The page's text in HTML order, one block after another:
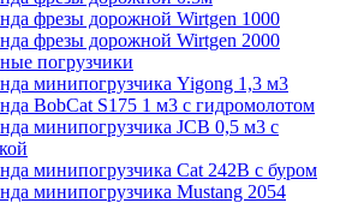
фрезы дорожной Wirtgen 1000
фрезы дорожной Wirtgen 2000
погрузчики
минипогрузчика Yigong 1,3 м3
BobCat S175 1 м3 с гидромолотом
минипогрузчика JCB 0,5 м3 с
минипогрузчика Cat 242B с буром
минипогрузчика Mustang 2054